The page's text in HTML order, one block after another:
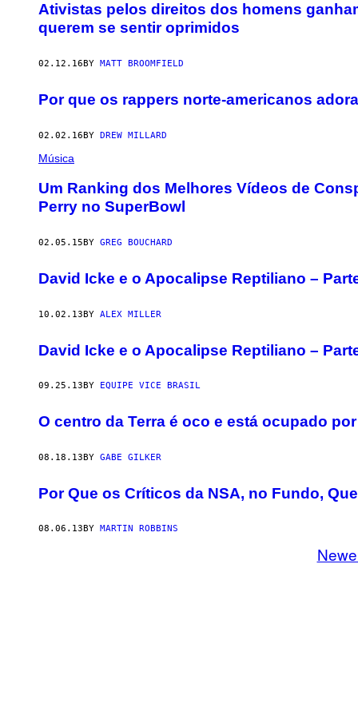
Ativistas pelos direitos dos homens
querem se sentir oprimidos
02.12.16 BY MATT BROOMFIELD
Por que os rappers norte-americanos
02.02.16BY DREW MILLARD
Música
Um Ranking dos Melhores Vídeos de
Perry no SuperBowl
02.05.15 BY GREG BOUCHARD
David Icke e o Apocalipse Reptiliano –
10.02.13BY ALEX MILLER
David Icke e o Apocalipse Reptiliano –
09.25.13 BY EQUIPE VICE BRASIL
O centro da Terra é oco e está ocupado
08.18.13BY GABE GILKER
Por Que os Críticos da NSA, no Fundo,
08.06.13 BY MARTIN ROBBINS